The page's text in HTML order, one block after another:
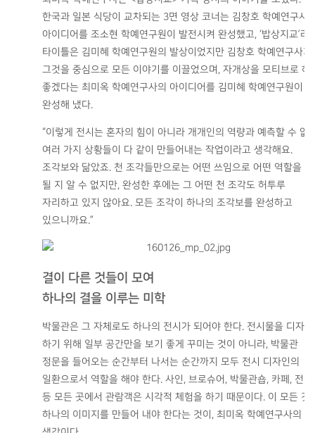
한국과 일본 식당이 교차되는 3면 영상 코너는 김창호 학예연구사
아이디어를 조소현 학예연구원이 발전시켜 완성했고, ‘밥상지교’라
타이틀은 김미혜 학예연구원의 발상이었지만 김창호 학예연구사가
그것을 중심으로 모든 이야기를 이끌었으며, 자개상을 모티브로 하
좋겠다는 최미옥 학예연구사의 아이디어를 김미혜 학예연구원이 잘
완성해 냈다.
“이렇게 전시는 혼자의 힘이 아니라 개개인의 역량과 예측할 수 없
여러 가지 상황들이 다 같이 만들어내는 작업이라고 생각해요.
조각보와 닮았죠. 천 조각들만으로는 어떤 쓰임으로 어떤 역할을
될 지 알 수 없지만, 완성한 후에는 그 어떤 천 조각도 허투루
자리하고 있지 않아요. 모든 조각이 하나의 조각보를 완성하고
있으니까요.”
결이 다른 것들이 모여
하나의 결을 이루는 미학
박물관은 그 자체로도 하나의 전시가 되어야 한다. 전시물을 디자인
하기 위해 일부 공간만을 보기 좋게 꾸미는 것이 아니라, 박물관
정문을 들어오는 순간부터 나서는 순간까지 모두 전시 디자인의
일환으로서 역할을 해야 한다. 사인, 브로슈어, 박물관숍, 카페, 전시
등 모든 곳에서 관람객은 시각적 체험을 하기 때문이다. 이 모든 것
하나의 이미지를 만들어 내야 한다는 것이, 최미옥 학예연구사의